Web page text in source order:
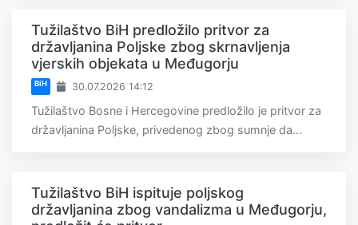
Tužilaštvo BiH predložilo pritvor za
državljanina Poljske zbog skrnavljenja
vjerskih objekata u Međugorju
BiH 30.07.2026 14:12
Tužilaštvo Bosne i Hercegovine predložilo je pritvor za
državljanina Poljske, privedenog zbog sumnje da...
Tužilaštvo BiH ispituje poljskog
državljanina zbog vandalizma u Međugorju,